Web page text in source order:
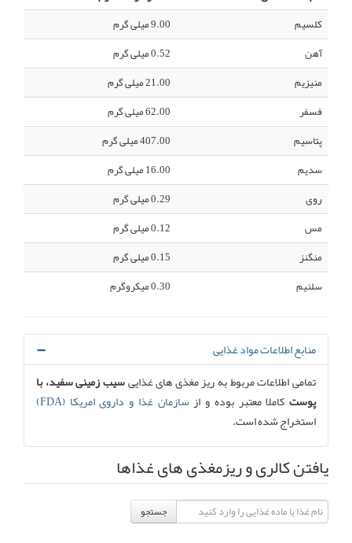
کلسیم
9.00 میلی گرم
آهن
0.52 میلی گرم
منیزیم
21.00 میلی گرم
فسفر
62.00 میلی گرم
پتاسیم
407.00 میلی گرم
سدیم
16.00 میلی گرم
روی
0.29 میلی گرم
مس
0.12 میلی گرم
منگنز
0.15 میلی گرم
سلنیم
0.30 میکروگرم
منابع اطلاعات مواد غذایی
تمامی اطلاعات مربوط به ریز مغذی های غذاییسیب زمینی سفید، با
پوستکاملا معتبر بوده و از سازمان غذا و داروی امریکا (FDA)
استخراج شده است.
یافتن کالری و ریزمغذی های غذاها
جستجو